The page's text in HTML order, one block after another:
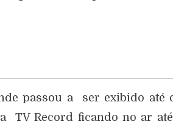
passou a ser exibido até
TV Record ficando no ar